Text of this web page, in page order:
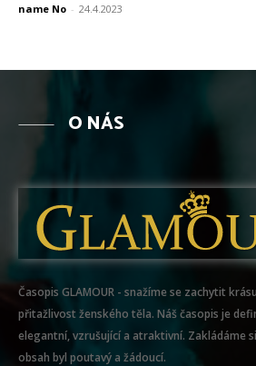
name No - 24.4.2023
O NÁS
Časopis GLAMOUR - snažíme se zachytit
přitažlivost ženského těla. Náš časopis je
elegantní, vzrušující a atraktivní. Zakládáme
obsah byl poutavý a žádoucí.